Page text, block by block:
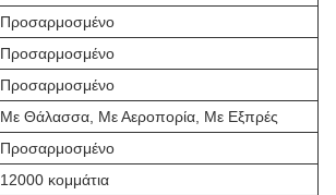
Προσαρμοσμένο
Προσαρμοσμένο
Προσαρμοσμένο
Με Θάλασσα, Με Αεροπορία, Με Εξπρές
Προσαρμοσμένο
12000 κομμάτια